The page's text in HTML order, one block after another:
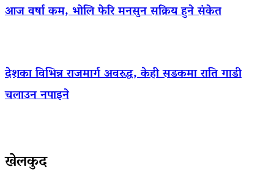
आज वर्षा कम, भोलि फेरि मनसुन सक्रिय हुने संकेत
देशका विभिन्न राजमार्ग अवरुद्ध, केही सडकमा राति गाडी
चलाउन नपाइने
खेलकुद